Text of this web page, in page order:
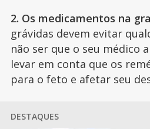
2. Os medicamentos na
grávidas devem evitar
não ser que o seu médico
levar em conta que os
para o feto e afetar seu
DESTAQUES